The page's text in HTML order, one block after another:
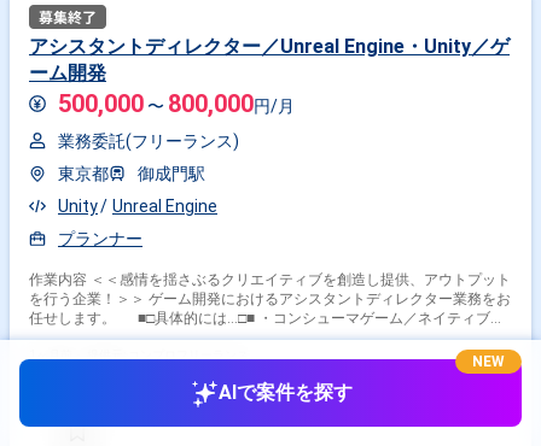
アシスタントディレクター／Unreal Engine・Unity／ゲ
ーム開発
500,000 〜 800,000円/月
業務委託(フリーランス)
東京都
御成門駅
Unity
Unreal Engine
プランナー
作業内容 ＜＜感情を揺さぶるクリエイティブを創造し提供、アウトプット
を行う企業！＞＞ ゲーム開発におけるアシスタントディレクター業務をお
任せします。 ■□具体的には…□■ ・コンシューマゲーム／ネイティブア
プリのディレクション業務 ・プロジェクト全体の進行管理 ・社内外の調
整業務 ・ディレクターと共にプロジェクト全体の幅広い業務を担当 ＜
こんな方におすすめです！＞ ・0からゲーム作りに携わりたい方 ・裁量を
もってゲーム開発を進めたい方AIで案件を探す
NEW